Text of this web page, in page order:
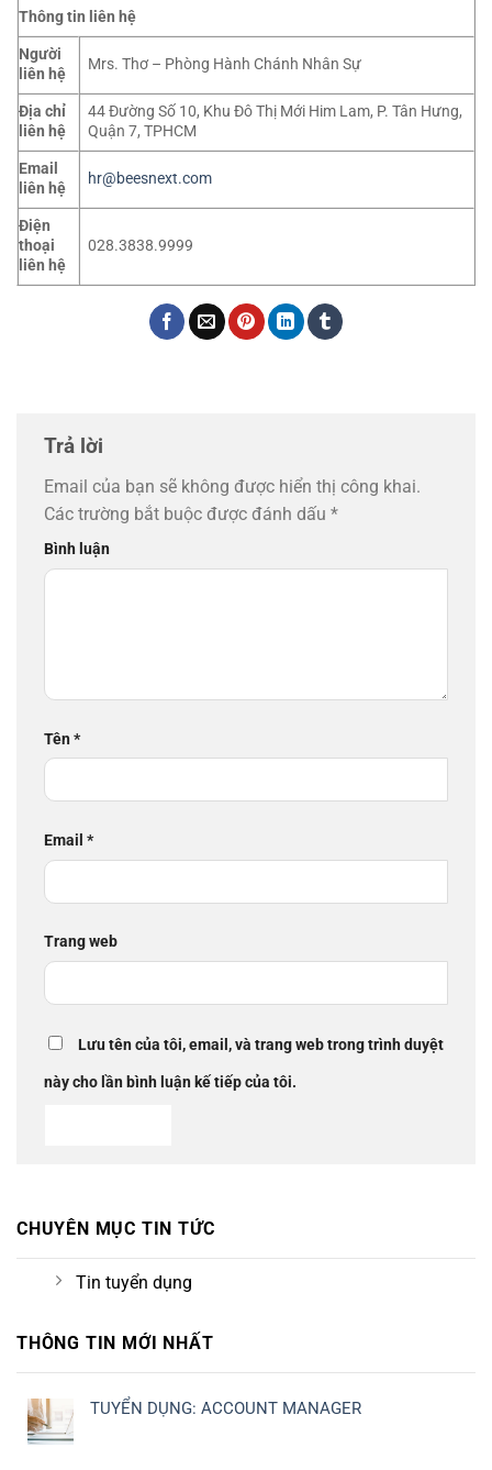
Thông tin liên hệ
Người
liên hệ
Mrs. Thơ – Phòng Hành Chánh Nhân Sự
Địa chỉ
liên hệ
44 Đường Số 10, Khu Đô Thị Mới Him Lam, P. Tân Hưng,
Quận 7, TPHCM
Email
liên hệ
hr@beesnext.com
Điện
thoại
liên hệ
028.3838.9999
Trả lời
Email của bạn sẽ không được hiển thị công khai.
Các trường bắt buộc được đánh dấu *
Bình luận
Tên*
Email *
Trang web
Lưu tên của tôi, email, và trang web trong trình duyệt
này cho lần bình luận kế tiếp của tôi.
CHUYÊN MỤC TIN TỨC
Tin tuyển dụng
THÔNG TIN MỚI NHẤT
TUYỂN DỤNG: ACCOUNT MANAGER